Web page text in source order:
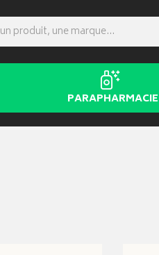
PARAPHARMACIE